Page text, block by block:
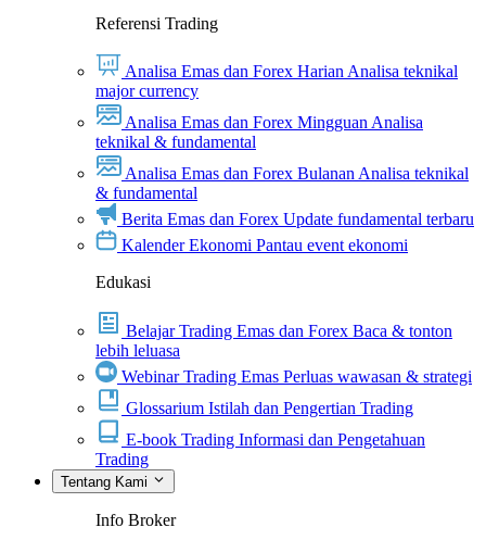
Referensi Trading
Analisa Emas dan Forex Harian Analisa teknikal
major currency
Analisa Emas dan Forex Mingguan Analisa
teknikal & fundamental
Analisa Emas dan Forex Bulanan Analisa teknikal
& fundamental
Berita Emas dan Forex Update fundamental terbaru
Kalender Ekonomi Pantau event ekonomi
Edukasi
Belajar Trading Emas dan Forex Baca & tonton
lebih leluasa
Webinar Trading Emas Perluas wawasan & strategi
Glossarium Istilah dan Pengertian Trading
E-book Trading Informasi dan Pengetahuan
Trading
Tentang Kami
Info Broker